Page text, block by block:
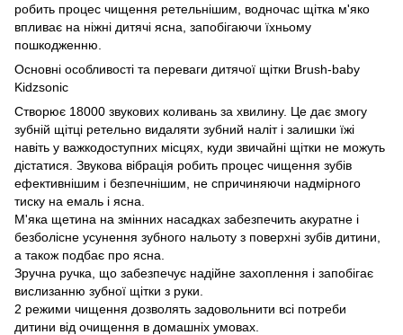
робить процес чищення ретельнішим, водночас щітка м'яко
впливає на ніжні дитячі ясна, запобігаючи їхньому
пошкодженню.
Основні особливості та переваги дитячої щітки Brush-baby
Kidzsonic
Створює 18000 звукових коливань за хвилину. Це дає змогу
зубній щітці ретельно видаляти зубний наліт і залишки їжі
навіть у важкодоступних місцях, куди звичайні щітки не можуть
дістатися. Звукова вібрація робить процес чищення зубів
ефективнішим і безпечнішим, не спричиняючи надмірного
тиску на емаль і ясна.
М'яка щетина на змінних насадках забезпечить акуратне і
безболісне усунення зубного нальоту з поверхні зубів дитини,
а також подбає про ясна.
Зручна ручка, що забезпечує надійне захоплення і запобігає
вислизанню зубної щітки з руки.
2 режими чищення дозволять задовольнити всі потреби
дитини від очищення в домашніх умовах.